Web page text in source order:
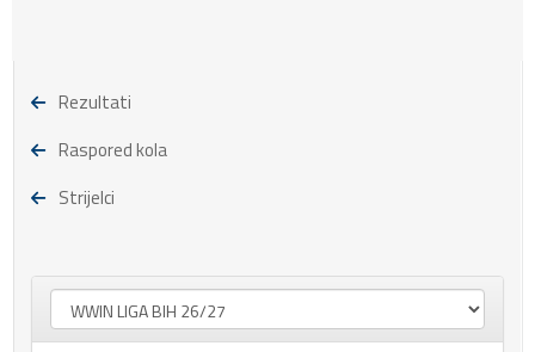
Rezultati
Raspored kola
Strijelci